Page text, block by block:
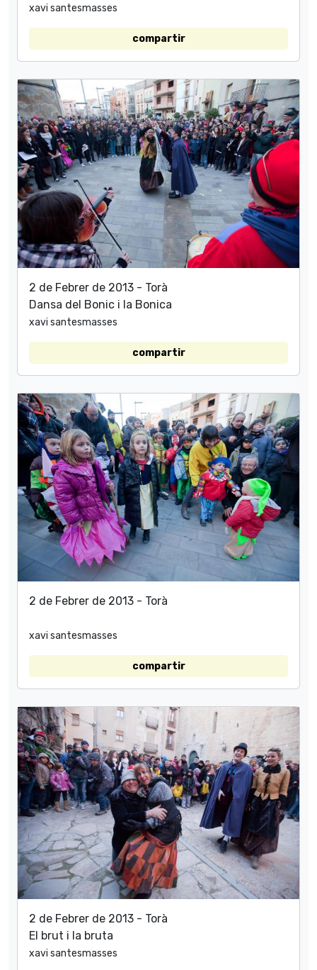
xavi santesmasses
compartir
2 de Febrer de 2013 - Torà
Dansa del Bonic i la Bonica
xavi santesmasses
compartir
2 de Febrer de 2013 - Torà
xavi santesmasses
compartir
2 de Febrer de 2013 - Torà
El brut i la bruta
xavi santesmasses